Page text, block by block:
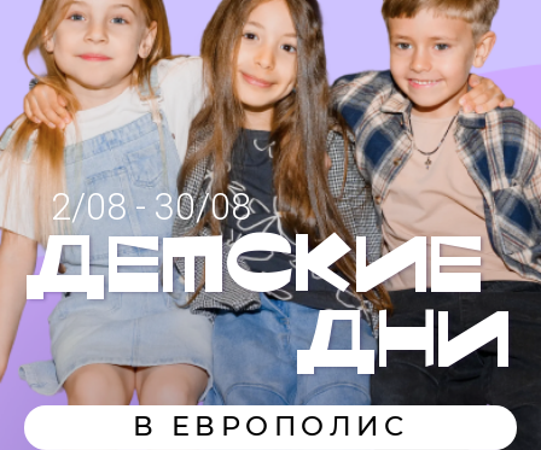
2/08 - 30/08
ДЕТСКИЕ
ДНИ
В ЕВРОПОЛИС